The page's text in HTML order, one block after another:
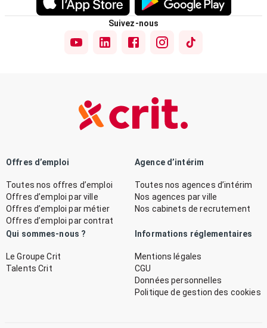
Suivez-nous
Offres d’emploi
Toutes nos offres d’emploi
Offres d’emploi par ville
Offres d’emploi par métier
Offres d’emploi par contrat
Agence d’intérim
Toutes nos agences d’intérim
Nos agences par ville
Nos cabinets de recrutement
Qui sommes-nous ?
Le Groupe Crit
Talents Crit
Informations réglementaires
Mentions légales
CGU
Données personnelles
Politique de gestion des cookies